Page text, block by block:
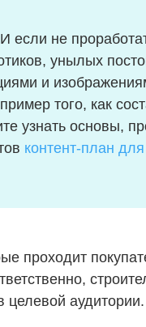
если не
унылых
и
того, как
узнать основы,
контент-план
проходит
целевой аудитории.